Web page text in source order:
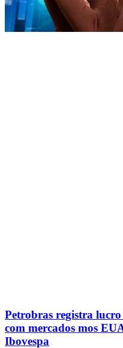
Petrobras registra
com mercados mos
Ibovespa